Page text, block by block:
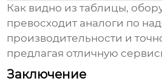
Как видно из таблицы,
превосходит аналоги по
производительности и
предлагая отличную
Заключение